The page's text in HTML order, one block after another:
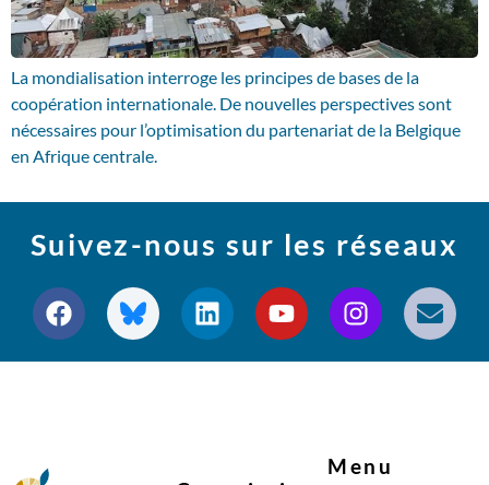
La mondialisation interroge les principes de bases de la
coopération internationale. De nouvelles perspectives sont
nécessaires pour l’optimisation du partenariat de la Belgique
en Afrique centrale.
Suivez-nous sur les réseaux
Menu